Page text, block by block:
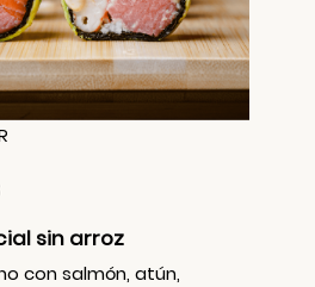
sin arroz
con salmón, atún,